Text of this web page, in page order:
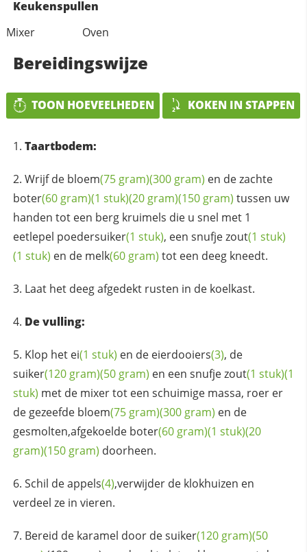
Keukenspullen
Mixer
Oven
Bereidingswijze
TOON HOEVEELHEDEN KOKEN IN STAPPEN
Taartbodem:
Wrijf de bloem(75 gram)(300 gram) en de zachte
boter(60 gram)(1 stuk)(20 gram)(150 gram) tussen uw
handen tot een berg kruimels die u snel met 1
eetlepel poedersuiker(1 stuk), een snufjezout(1 stuk)
(1 stuk) en de melk(60 gram) tot een deeg kneedt.
Laat het deeg afgedekt rusten in de koelkast.
De vulling:
Klop het ei(1 stuk) en de eierdooiers(3), de
suiker(120 gram)(50 gram) en een snufjezout(1 stuk)(1
stuk) met de mixer tot een schuimige massa, roer er
de gezeefde bloem(75 gram)(300 gram) en de
gesmolten,afgekoelde boter(60 gram)(1 stuk)(20
gram)(150 gram) doorheen.
Schil deappels(4),verwijder de klokhuizen en
verdeel ze in vieren.
Bereid de karamel door desuiker(120 gram)(50